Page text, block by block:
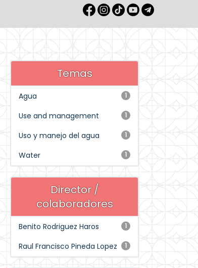
Temas
1
Agua
1
Use and management
1
Uso y manejo del agua
1
Water
Director /
colaboradores
1
Benito Rodriguez Haros
1
Raul Francisco Pineda Lopez